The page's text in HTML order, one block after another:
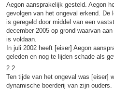
Aegon aansprakelijk gesteld. Aegon
gevolgen van het ongeval erkend.
is geregeld door middel van een
december 2005 op grond waarvan
is voldaan.
In juli 2002 heeft [eiser] Aegon
geleden en nog te lijden schade als
2.2.
Ten tijde van het ongeval was [eiser]
dynamische boerderij van zijn